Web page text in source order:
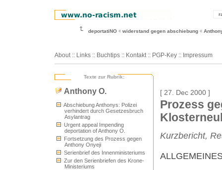
deportatiNO widerstand gegen abschiebung
About :: Links :: Buchtips :: Kontakt :: PGP-Key :: Impressum
Texte zur Rubrik:
Anthony O.
Abschiebung Anthonys: Polizei
verhindert durch Gesetzesbruch
Asylantrag
Urgent appeal Impending
deportation of Anthony O.
Fortsetzung des Prozess gegen
Anthony Onyeji
Serienbrief des Innenministeriums
Zur den Serienbriefen des Krone-
Ministeriums
[ 27. Dec 2000 ]
Prozess
Kurzbericht,